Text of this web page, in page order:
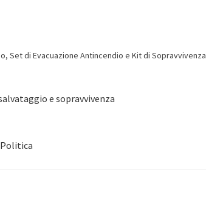
Set di Evacuazione Antincendio e Kit di Sopravvivenza
e sopravvivenza
Politica